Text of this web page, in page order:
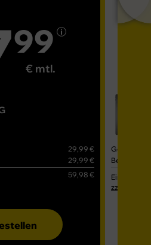
99
€ mtl.
29,99 €
29,99 €
59,98 €
Einmalig
zzgl.